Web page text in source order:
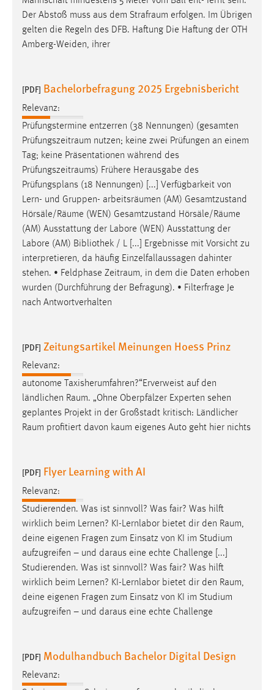
Der Abstoß muss aus dem Strafraum erfolgen. Im Übrigen
gelten die Regeln des DFB. Haftung Die Haftung der OTH
Amberg-Weiden, ihrer
[PDF] Bachelorbefragung 2025 Ergebnisbericht
Relevanz:
Prüfungstermine entzerren (38 Nennungen) (gesamten
Prüfungszeitraum nutzen; keine zwei Prüfungen an einem
Tag; keine Präsentationen während des
Prüfungszeitraums) Frühere Herausgabe des
Prüfungsplans (18 Nennungen) [...] Verfügbarkeit von
Lern- und Gruppen- arbeitsräumen (AM) Gesamtzustand
Hörsäle/ Räume (WEN) Gesamtzustand Hörsäle/ Räume
(AM) Ausstattung der Labore (WEN) Ausstattung der
Labore (AM) Bibliothek / L [...] Ergebnisse mit Vorsicht zu
interpretieren, da häufig Einzelfallaussagen dahinter
stehen. • Feldphase Zeitraum, in dem die Daten erhoben
wurden (Durchführung der Befragung). • Filterfrage Je
nach Antwortverhalten
[PDF] Zeitungsartikel Meinungen Hoess Prinz
Relevanz:
autonome Taxisherumfahren?“Erverweist auf den
ländlichen Raum. „Ohne Oberpfälzer Experten sehen
geplantes Projekt in der Großstadt kritisch: Ländlicher
Raum profitiert davon kaum eigenes Auto geht hier nichts
[PDF] Flyer Learning with AI
Relevanz:
Studierenden. Was ist sinnvoll? Was fair? Was hilft
wirklich beim Lernen? KI-Lernlabor bietet dir den Raum,
deine eigenen Fragen zum Einsatz von KI im Studium
aufzugreifen – und daraus eine echte Challenge [...]
Studierenden. Was ist sinnvoll? Was fair? Was hilft
wirklich beim Lernen? KI-Lernlabor bietet dir den Raum,
deine eigenen Fragen zum Einsatz von KI im Studium
aufzugreifen – und daraus eine echte Challenge
[PDF] Modulhandbuch Bachelor Digital Design
Relevanz: